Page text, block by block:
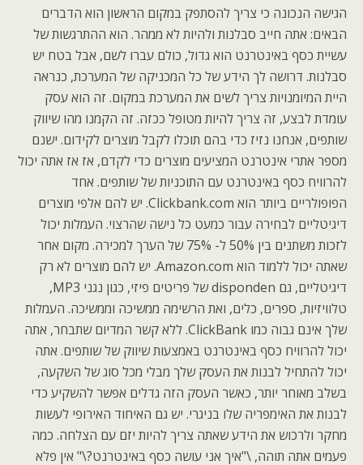
הגישה הנכונה כי צריך להסתפק במקום הראשון הוא הדברים
הבאים: אתה חייב סבלנות ולהיות לא ממהר. הוא ההתרגשות של
עשיית כסף באינטרנט הוא גדול, כולם עברו לשם, אבל בטח יש
סבלנות. דרושה לך הידע של כל המכניקה של המערכת, כנראה
היית המיומנויות צריך לשים את המערכת במקום. זה הוא עסק
עומדת לבצע, זה צריך להיות מטופל ככזה. זה הקמנו מהו שיווק
שותפים, אנחנו נזיז כדי בהם תוכלו לקבל מוצרים לקידום. ישנם
מספר אתרי אינטרנט המציעים מוצרים כדי לקדם, אז אז אתה יכול
להרוויח כסף באינטרנט עם התוכניות של שותפים. אחד
הפופולריים ביותר הוא Clickbank.com. יש להם אלפי מוצרים
דיגיטליים לבחירה עבור כמעט כל נישה שהרצוי. העמלות יכול
לזכות משתנים בין 50% ל- 75% של הערך למכירה. מקום אחר
שאתה יכול ללמוד הוא Amazon.com. יש להם מוצרים לא רק
דיגיטליים, גם disponden של פריטים פיזי, כגון נגני MP3,
טלוויזיות, ספרים, כלים, ואת הרשימה ממשיכה וממשיכה. העמלות
שלך אינם גבוה כמו ClickBank. ללא קשר המדיום שתבחר, אתה
יכול להרוויח כסף באינטרנט באמצעות שיווק של שותפים. אתה
יכול להתחיל לבנות את העסק שלך מבלי מכל סוג של השקעה,
בשלב מאוחר יותר, כאשר העסק הזה גדלים אפשר להשקיע כדי
לבנות את האימפריה שלו בניגרי. יש גם האיחוד האירופי לעשות
מחקר ולרכוש את הידע שאתה צריך להיות יזם עם הצלחה. כמה
פעמים אתה תוהה, \"איך אני עושה כסף באינטרנט?\" אין פלא